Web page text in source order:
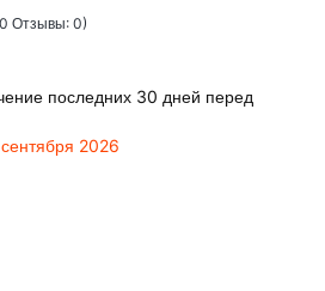
Отзывы: 0)
последних 30 дней перед
2026